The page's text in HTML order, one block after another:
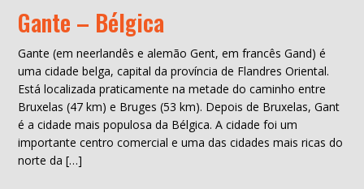
Gante – Bélgica
Gante (em neerlandês e alemão Gent, em francês Gand) é
uma cidade belga, capital da província de Flandres Oriental.
Está localizada praticamente na metade do caminho entre
Bruxelas (47 km) e Bruges (53 km). Depois de Bruxelas, Gant
é a cidade mais populosa da Bélgica. A cidade foi um
importante centro comercial e uma das cidades mais ricas do
norte da […]